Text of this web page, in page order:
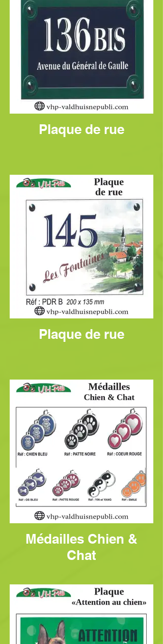
Plaque de rue
Plaque de rue
Médailles Chien &
Chat